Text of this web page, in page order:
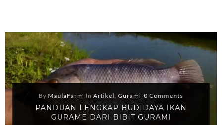
By MaulaFarm In Artikel Gurami 0 Comments
PANDUAN LENGKAP BUDIDAYA IKAN
GURAME DARI BIBIT GURAMI